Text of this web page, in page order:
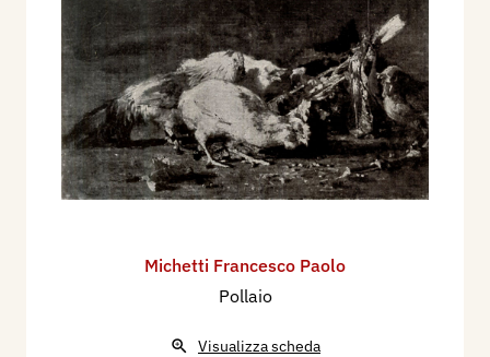
Michetti Francesco Paolo
Pollaio
Visualizza scheda